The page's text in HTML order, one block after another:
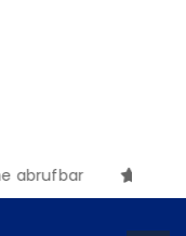
abrufbar